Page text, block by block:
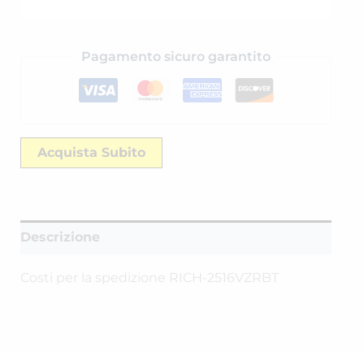
Pagamento sicuro garantito
Acquista Subito
Descrizione
Costi per la spedizione RICH-2516VZRBT